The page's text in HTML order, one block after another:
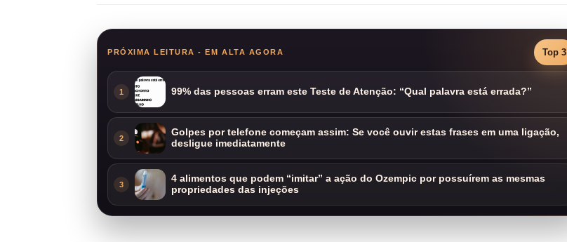
PRÓXIMA LEITURA - EM ALTA AGORA Top 3
1 99% das pessoas erram este Teste de Atenção: “Qual palavra está errada?”
2
Golpes por telefone começam assim: Se você ouvir estas frases em uma ligação,
desligue imediatamente
3
4 alimentos que podem “imitar” a ação do Ozempic por possuírem as mesmas
propriedades das injeções